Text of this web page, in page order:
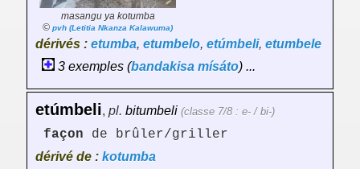
masangu ya kotumba
© pvh (Letitia Nkanza Kalawuma)
dérivés : etumba, etumbelo, etúmbeli, etumbele
3 exemples (bandakisa mísáto) ...
etúmbeli, pl. bitumbeli (classe 7/8 : e- / bi-)
façon de brûler/griller
dérivé de : kotumba